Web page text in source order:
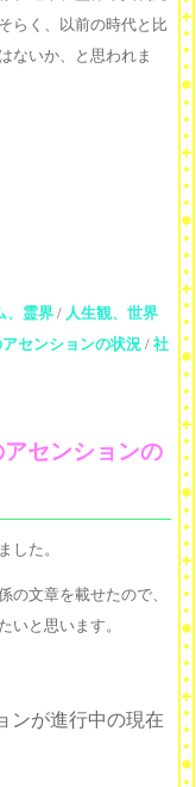
らく、以前の時代と比
ないか、と思われま
、霊界 / 人生観、世界
センションの状況 / 社
センションの
した。
文章を載せたので、
いと思います。
ンが進行中の現在